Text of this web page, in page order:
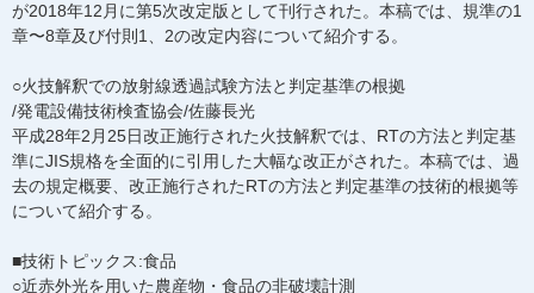
が2018年12月に第5次改定版として刊行された。本稿では、規準の1
章〜8章及び付則1、2の改定内容について紹介する。
○火技解釈での放射線透過試験方法と判定基準の根拠
/発電設備技術検査協会/佐藤長光
平成28年2月25日改正施行された火技解釈では、RTの方法と判定基
準にJIS規格を全面的に引用した大幅な改正がされた。本稿では、過
去の規定概要、改正施行されたRTの方法と判定基準の技術的根拠等
について紹介する。
■技術トピックス:食品
○近赤外光を用いた農産物・食品の非破壊計測